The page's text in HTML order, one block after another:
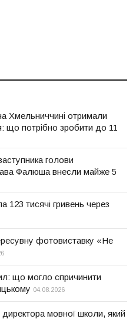
Хмельниччині отримали
що потрібно зробити до 11
голови
Фалюша внесли майже 5
123 тисячі гривень через
фотовиставку «Не
що могло спричинити
04.08.2026
мовної школи, який